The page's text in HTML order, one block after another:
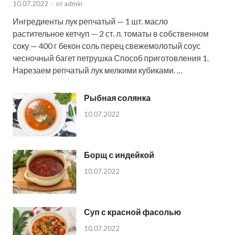
10.07.2022 - от admin
Ингредиенты лук репчатый — 1 шт. масло
растительное кетчуп — 2 ст. л. томаты в собственном
соку — 400 г бекон соль перец свежемолотый соус
чесночный багет петрушка Способ приготовления 1.
Нарезаем репчатый лук мелкими кубиками. …
Рыбная солянка
10.07.2022
Борщ с индейкой
10.07.2022
Суп с красной фасолью
10.07.2022